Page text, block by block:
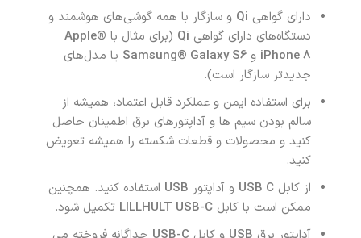
دارای گواهی Qi و سازگار با همه گوشی‌های هوشمند و
دستگاه‌های دارای گواهی Qi (برای مثال با Apple®
iPhone 8 و Samsung® Galaxy S6 یا مدل‌های
جدیدتر سازگار است).
برای استفاده ایمن و عملکرد قابل اعتماد، همیشه از
سالم بودن سیم ها و آداپتورهای برق اطمینان حاصل
کنید و محصولات و قطعات شکسته را همیشه تعویض
کنید.
از کابل USB C و آداپتور USB استفاده کنید. همچنین
ممکن است با کابل LILLHULT USB-C تکمیل شود.